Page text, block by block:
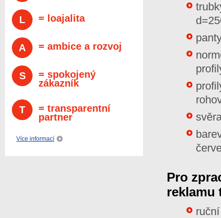
Pro
reklamu
L = loajalita
A = ambice a rozvoj
S
= spokojený
zákazník
T
= transparentní
partner
Více informací